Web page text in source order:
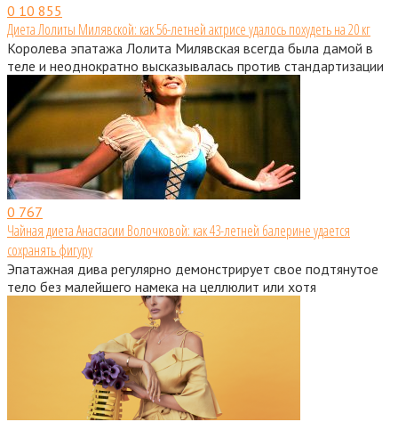
0 10 855
Диета Лолиты Милявской: как 56-летней актрисе удалось похудеть на 20 кг
Королева эпатажа Лолита Милявская всегда была дамой в
теле и неоднократно высказывалась против стандартизации
0 767
Чайная диета Анастасии Волочковой: как 43-летней балерине удается
сохранять фигуру
Эпатажная дива регулярно демонстрирует свое подтянутое
тело без малейшего намека на целлюлит или хотя